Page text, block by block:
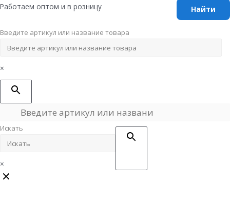
Перейти
содержимому
Работаем оптом и в розницу
Введите артикул или название товара
×
Искать
×